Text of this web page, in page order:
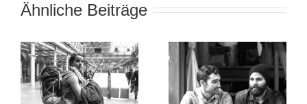
Ähnliche Beiträge